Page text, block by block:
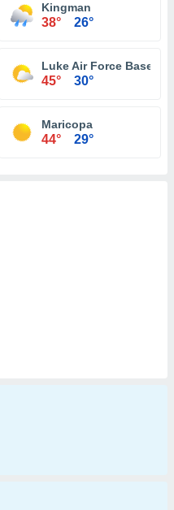
Kingman
38° 26°
Luke Air Force Base
45° 30°
Maricopa
44° 29°